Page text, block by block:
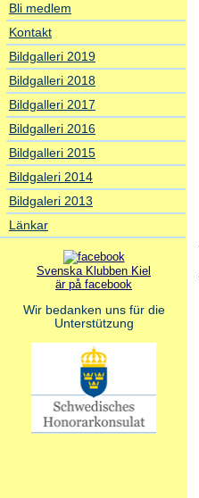
Bli medlem
Kontakt
Bildgalleri 2019
Bildgalleri 2018
Bildgalleri 2017
Bildgalleri 2016
Bildgalleri 2015
Bildgaleri 2014
Bildgaleri 2013
Länkar
Svenska Klubben Kiel
är på facebook
Wir bedanken uns für die
Unterstützung